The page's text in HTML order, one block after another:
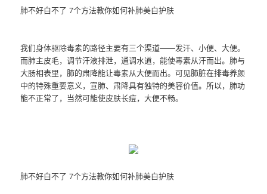
肺不好白不了 7个方法教你如何补肺美白护肤
我们身体驱除毒素的路径主要有三个渠道——发汗、小便、大便。
而肺主皮毛，调节汗液排泄，通调水道，能使毒素从汗而出。肺与
大肠相表里，肺的肃降能让毒素从大便而出。可见肺脏在排毒养颜
中的特殊重要意义，宣肺、肃降具有独特的美容价值。所以，肺功
能不正常了，当然可能使皮肤长痘，大便不畅。
肺不好白不了 7个方法教你如何补肺美白护肤